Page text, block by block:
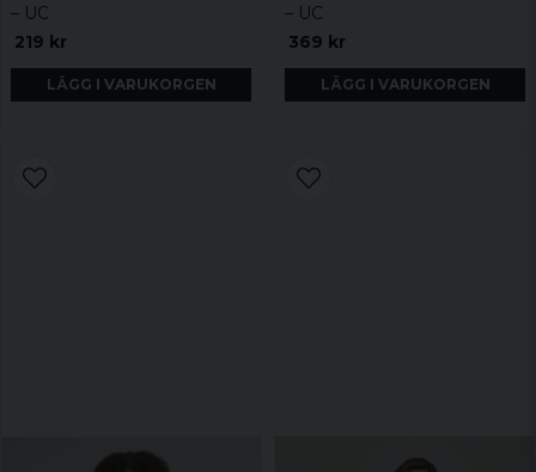
– UC
219 kr
LÄGG I VARUKORGEN
– UC
369 kr
LÄGG I VARUKORGEN